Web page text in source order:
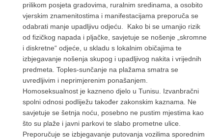
prilikom posjeta gradovima, ruralnim sredinama, a osobito
vjerskim znamenitostima i manifestacijama preporuča se
odabrati manje upadljivu odjeću. Kako bi se umanjio rizik
od fizičkog napada i pljačke, savjetuje se nošenje „skromne
i diskretne“ odjeće, u skladu s lokalnim običajima te
izbjegavanje nošenja skupog i upadljivog nakita i vrijednih
predmeta. Toples-sunčanje na plažama smatra se
uvredljivim i neprimjerenim ponašanjem.
Homoseksualnost je kazneno djelo u Tunisu. Izvanbračni
spolni odnosi podliježu također zakonskim kaznama. Ne
savjetuje se šetnja noću, posebno ne pustim mjestima kao
što su plaže i javni parkovi te slabo prometne ulice.
Preporučuje se izbjegavanje putovanja vozilima sporednim